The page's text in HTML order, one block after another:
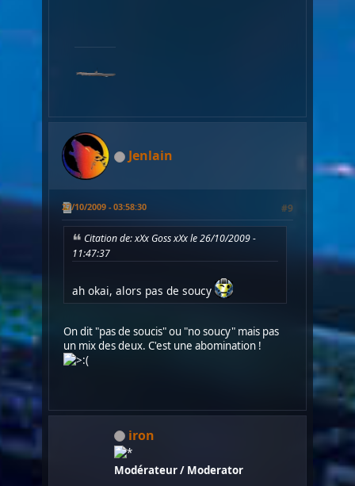
Jenlain
27/10/2009 - 03:58:30 #9
Citation de: xXx Goss xXx le 26/10/2009 -
11:47:37
ah okai, alors pas de soucy
On dit "pas de soucis" ou "no soucy" mais pas
un mix des deux. C'est une abomination !
iron
Modérateur / Moderator